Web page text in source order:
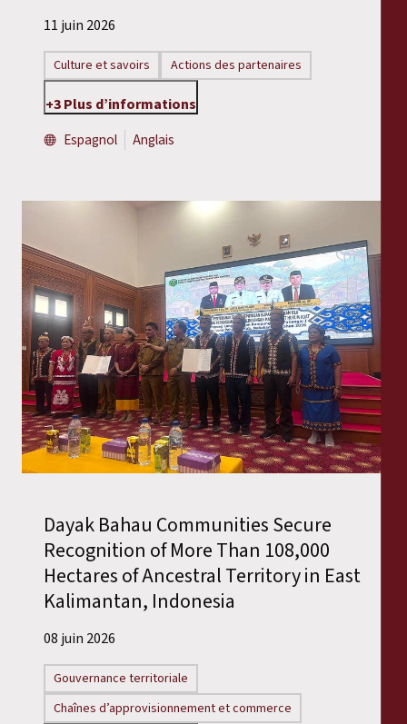
11 juin 2026
Culture et savoirs Actions des partenaires
+3 Plus d’informations
Espagnol
Anglais
Dayak Bahau Communities Secure
Recognition of More Than 108,000
Hectares of Ancestral Territory in East
Kalimantan, Indonesia
08 juin 2026
Gouvernance territoriale
Chaînes d’approvisionnement et commerce